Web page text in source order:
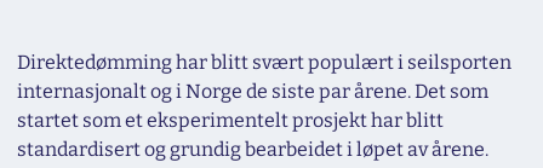
Direktedømming har blitt svært populært i seilsporten
internasjonalt og i Norge de siste par årene. Det som
startet som et eksperimentelt prosjekt har blitt
standardisert og grundig bearbeidet i løpet av årene.